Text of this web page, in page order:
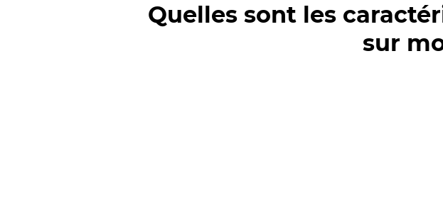
Quelles sont les
sur